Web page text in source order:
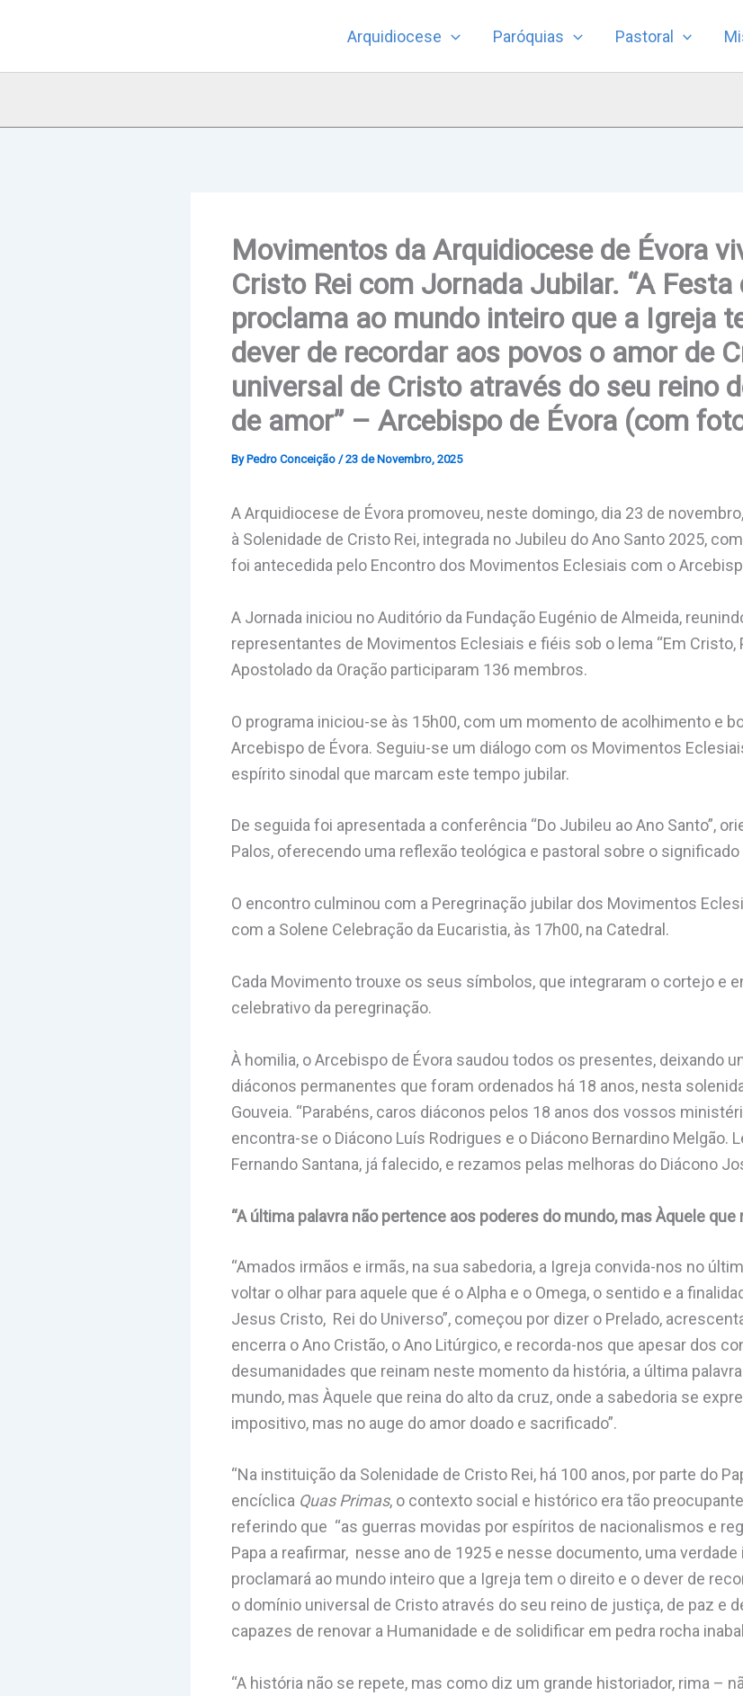
Arquidiocese Paróquias Pastoral
Movimentos da Arquidiocese de Évora
Cristo Rei com Jornada Jubilar. “A Festa
proclama ao mundo inteiro que a Igreja
dever de recordar aos povos o amor de
universal de Cristo através do seu reino
de amor” – Arcebispo de Évora (com
By Pedro Conceição /23 de Novembro, 2025
A Arquidiocese de Évora promoveu, neste domingo, dia 23 de
à Solenidade de Cristo Rei, integrada no Jubileu do Ano Santo 2025,
foi antecedida pelo Encontro dos Movimentos Eclesiais com o
A Jornada iniciou no Auditório da Fundação Eugénio de Almeida,
representantes de Movimentos Eclesiais e fiéis sob o lema “Em Cristo,
Apostolado da Oração participaram 136 membros.
O programa iniciou-se às 15h00, com um momento de acolhimento e
Arcebispo de Évora. Seguiu-se um diálogo com os Movimentos
espírito sinodal que marcam este tempo jubilar.
De seguida foi apresentada a conferência “Do Jubileu ao Ano Santo”,
Palos, oferecendo uma reflexão teológica e pastoral sobre o significado
O encontro culminou com a Peregrinação jubilar dos Movimentos
com a Solene Celebração da Eucaristia, às 17h00, na Catedral.
Cada Movimento trouxe os seus símbolos, que integraram o cortejo e
celebrativo da peregrinação.
À homilia, o Arcebispo de Évora saudou todos os presentes, deixando
diáconos permanentes que foram ordenados há 18 anos, nesta
Gouveia. “Parabéns, caros diáconos pelos 18 anos dos vossos
encontra-se o Diácono Luís Rodrigues e o Diácono Bernardino Melgão.
Fernando Santana, já falecido, e rezamos pelas melhoras do Diácono
“A última palavra não pertence aos poderes do mundo, mas Àquele que
“Amados irmãos e irmãs, na sua sabedoria, a Igreja convida-nos no
voltar o olhar para aquele que é o Alpha e o Omega, o sentido e a
Jesus Cristo, Rei do Universo”, começou por dizer o Prelado,
encerra o Ano Cristão, o Ano Litúrgico, e recorda-nos que apesar dos
desumanidades que reinam neste momento da história, a última
mundo, mas Àquele que reina do alto da cruz, onde a sabedoria se
impositivo, mas no auge do amor doado e sacrificado”.
“Na instituição da Solenidade de Cristo Rei, há 100 anos, por parte do
encíclica Quas Primas, o contexto social e histórico era tão
referindo que “as guerras movidas por espíritos de nacionalismos e
Papa a reafirmar, nesse ano de 1925 e nesse documento, uma verdade
proclamará ao mundo inteiro que a Igreja tem o direito e o dever de
o domínio universal de Cristo através do seu reino de justiça, de paz e
capazes de renovar a Humanidade e de solidificar em pedra rocha
“A história não se repete, mas como diz um grande historiador, rima –